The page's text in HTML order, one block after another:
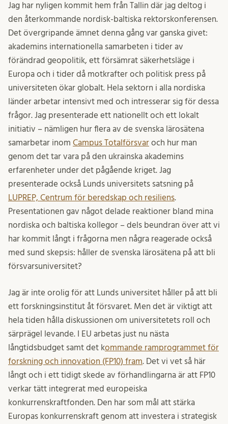
Jag har nyligen kommit hem från Tallin där jag deltog i
den återkommande nordisk-baltiska rektorskonferensen.
Det övergripande ämnet denna gång var ganska givet:
akademins internationella samarbeten i tider av
förändrad geopolitik, ett försämrat säkerhetsläge i
Europa och i tider då motkrafter och politisk press på
universiteten ökar globalt. Hela sektorn i alla nordiska
länder arbetar intensivt med och intresserar sig för dessa
frågor. Jag presenterade ett nationellt och ett lokalt
initiativ – nämligen hur flera av de svenska lärosätena
samarbetar inom Campus Totalförsvar och hur man
genom det tar vara på den ukrainska akademins
erfarenheter under det pågående kriget. Jag
presenterade också Lunds universitets satsning på
LUPREP, Centrum för beredskap och resiliens.
Presentationen gav något delade reaktioner bland mina
nordiska och baltiska kollegor – dels beundran över att vi
har kommit långt i frågorna men några reagerade också
med sund skepsis: håller de svenska lärosätena på att bli
försvarsuniversitet?
Jag är inte orolig för att Lunds universitet håller på att bli
ett forskningsinstitut åt försvaret. Men det är viktigt att
hela tiden hålla diskussionen om universitetets roll och
särprägel levande. I EU arbetas just nu nästa
långtidsbudget samt det kommande ramprogrammet för
forskning och innovation (FP10) fram. Det vi vet så här
långt och i ett tidigt skede av förhandlingarna är att FP10
verkar tätt integrerat med europeiska
konkurrenskraftfonden. Den har som mål att stärka
Europas konkurrenskraft genom att investera i strategisk